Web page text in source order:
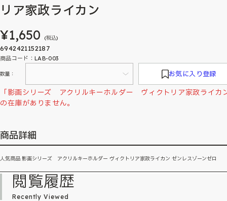
リア家政ライカン
¥1,650 (税込)
6942421152187
商品コード：LAB-003
数量： お気に入り登録
「影画シリーズ アクリルキーホルダー ヴィクトリア家政ライカ
の在庫がありません。
商品詳細
人気商品 影画シリーズ アクリルキーホルダー ヴィクトリア家政ライカン ゼンレスゾーンゼロ
閲覧履歴
Recently Viewed